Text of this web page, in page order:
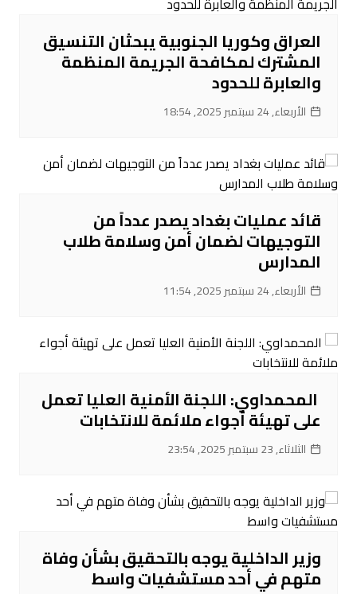
العراق وكوريا الجنوبية يبحثان التنسيق
المشترك لمكافحة الجريمة المنظمة
والعابرة للحدود
الأربعاء, 24 سبتمبر 2025, 18:54
قائد عمليات بغداد يصدر عدداً من
التوجيهات لضمان أمن وسلامة طلاب
المدارس
الأربعاء, 24 سبتمبر 2025, 11:54
‌ المحمداوي: اللجنة الأمنية العليا تعمل
على تهيئة أجواء ملائمة للانتخابات
الثلاثاء, 23 سبتمبر 2025, 23:54
‌وزير الداخلية يوجه بالتحقيق بشأن وفاة
متهم في أحد مستشفيات واسط